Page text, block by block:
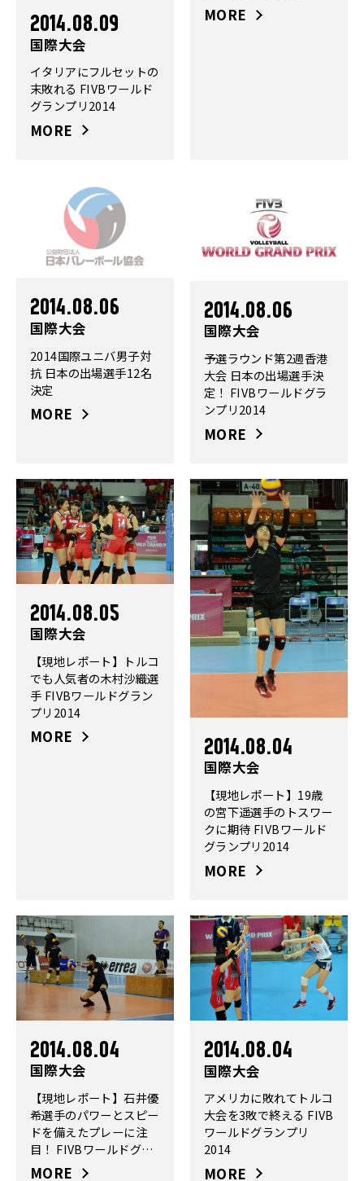
2014.08.09
国際大会
イタリアにフルセットの
末敗れる FIVBワールド
グランプリ2014
MORE
MORE
2014.08.06
国際大会
2014国際ユニバ男子対
抗 日本の出場選手12名
決定
MORE
2014.08.06
国際大会
予選ラウンド第2週香港
大会 日本の出場選手決
定！ FIVBワールドグラ
ンプリ2014
MORE
2014.08.05
国際大会
【現地レポート】トルコ
でも人気者の木村沙織選
手 FIVBワールドグラン
プリ2014
MORE 2014.08.04
国際大会
【現地レポート】19歳
の宮下遥選手のトスワー
クに期待 FIVBワールド
グランプリ2014
MORE
2014.08.04
国際大会
【現地レポート】石井優
希選手のパワーとスピー
ドを備えたプレーに注
目！ FIVBワールドグラ
ンプリ2014
MORE
2014.08.04
国際大会
アメリカに敗れてトルコ
大会を3敗で終える FIVB
ワールドグランプリ
2014
MORE